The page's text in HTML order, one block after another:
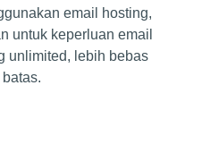
email hosting,
untuk keperluan email
unlimited, lebih bebas